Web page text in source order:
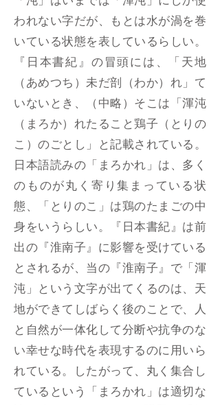
われない字だが、もとは水が渦を巻
いている状態を表しているらしい。
『日本書紀』の冒頭には、「天地
（あめつち）未だ剖（わか）れ」て
いないとき、（中略）そこは「渾沌
（まろか）れたること鶏子（とりの
こ）のごとし」と記載されている。
日本語読みの「まろかれ」は、多く
のものが丸く寄り集まっている状
態、「とりのこ」は鶏のたまごの中
身をいうらしい。『日本書紀』は前
出の『淮南子』に影響を受けている
とされるが、当の『淮南子』で「渾
沌」という文字が出てくるのは、天
地ができてしばらく後のことで、人
と自然が一体化して分断や抗争のな
い幸せな時代を表現するのに用いら
れている。したがって、丸く集合し
ているという「まろかれ」は適切な